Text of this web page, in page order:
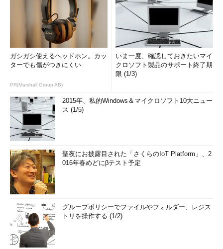
ガシガシ使えるヘッドホン。カッ
ターでも傷がつきにくい
PR(Marshall Group AB)
いま一度、確認しておきたいマイ
クロソフト製品のサポート終了期
限 (1/3)
2015年、私的Windows＆マイクロソフト10大ニュー
ス (1/5)
聖夜にお披露目された「さくらのIoT Platform」、2
016年春めどにβテスト予定
グループポリシーでファイルやフォルダー、レジス
トリを操作する (1/2)